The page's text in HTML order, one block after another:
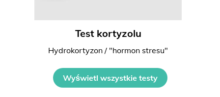
Test kortyzolu
Hydrokortyzon / "hormon stresu"
Wyświetl wszystkie testy